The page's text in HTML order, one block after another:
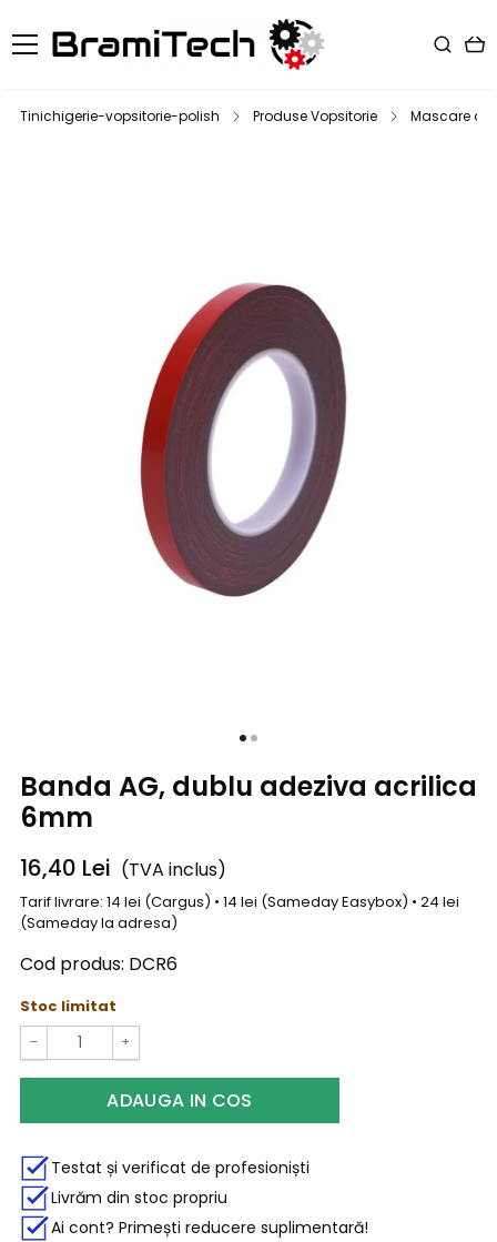
Tinichigerie-vopsitorie-polish Produse Vopsitorie Mascare
Banda AG, dublu adeziva acrilica
6mm
16,40 Lei (TVA inclus)
Tarif livrare: 14 lei (Cargus) • 14 lei (Sameday Easybox) • 24 lei
(Sameday la adresa)
Cod produs: DCR6
Stoc limitat
− +
ADAUGA IN COS
Testat și verificat de profesioniști
Livrăm din stoc propriu
Ai cont? Primești reducere suplimentară!